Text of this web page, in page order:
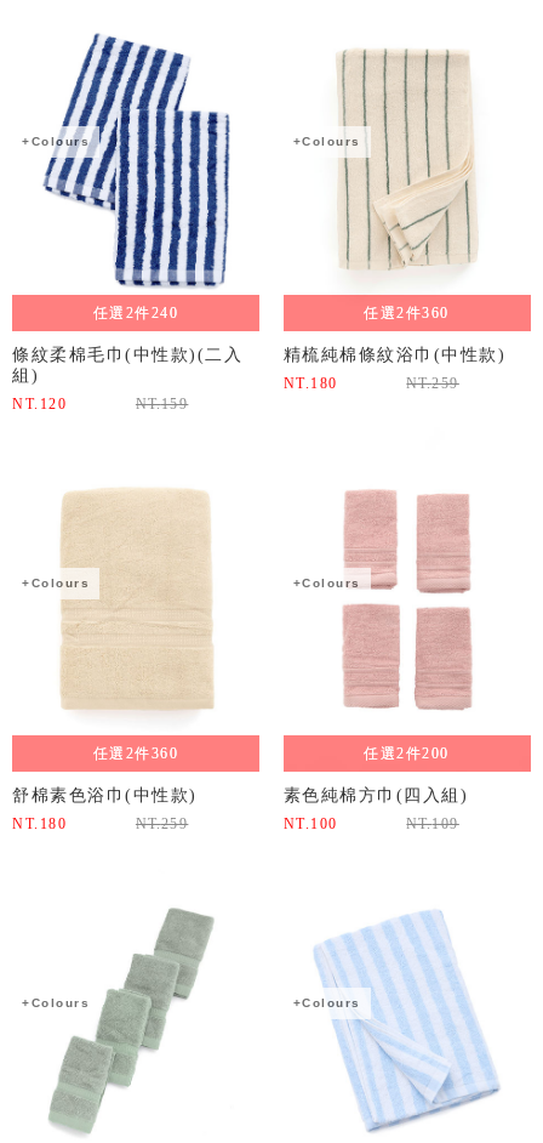
+Colours
任選2件240
條紋柔棉毛巾(中性款)(二入
組)
NT. 120 NT.159
+Colours
任選2件360
精梳純棉條紋浴巾(中性款)
NT. 180 NT.259
+Colours
任選2件360
舒棉素色浴巾(中性款)
NT. 180 NT.259
+Colours
任選2件200
素色純棉方巾(四入組)
NT. 100 NT.109
+Colours +Colours